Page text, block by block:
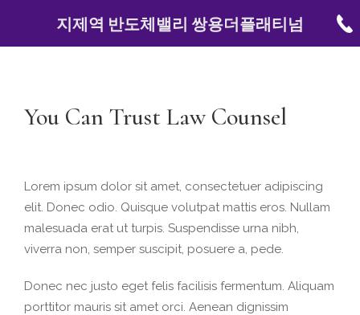
You Can Trust Law Counsel
Lorem ipsum dolor sit amet, consectetuer adipiscing
elit. Donec odio. Quisque volutpat mattis eros. Nullam
malesuada erat ut turpis. Suspendisse urna nibh,
viverra non, semper suscipit, posuere a, pede.
Donec nec justo eget felis facilisis fermentum. Aliquam
porttitor mauris sit amet orci. Aenean dignissim
지제역 반도체밸리 쌍용더플래티넘